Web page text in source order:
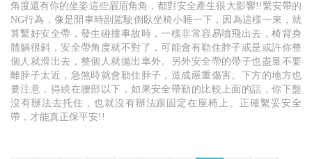
角度還有你的坐姿這些眉眉角角，都對安全產生很大影響!!繫安帶的
NG行為，像是開車時副駕駛倒臥坐椅小睡一下，因為這樣一來，就
算繫好安全帶，發生碰撞事故時，一樣非常容易噴飛出去，椅背身
體躺很斜，安全帶角度就不對了，可能會有勒住脖子或是或許你整
個人就滑出去，整個人就拋出車外。另外安全帶的帶子也盡量不要
離脖子太近，急煞時就會勒住脖子，造成嚴重傷害。下方的地方也
要注意，得繞在腰部以下，如果安全帶勒的比較上面的話，你下盤
沒有辦法去托住，也就沒有辦法跟固定在座椅上。正確繫妥安全
帶，才能真正保平安!!